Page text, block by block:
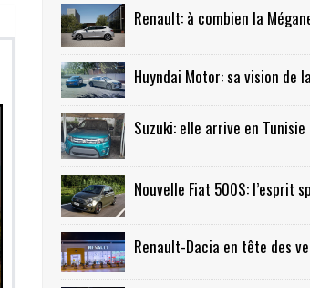
Renault: à combien la
Huyndai Motor: sa vision de
Suzuki: elle arrive en
Nouvelle Fiat 500S: l’esprit
Renault-Dacia en tête des